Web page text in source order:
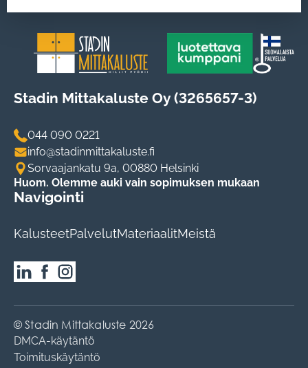
Navigointi
KalusteetPalvelutMateriaalitMeistä
Stadin Mittakaluste Oy (3265657-3)
044 090 0221
info@stadinmittakaluste.fi
Sorvaajankatu 9a, 00880 Helsinki
Huom. Olemme auki vain sopimuksen mukaan
© Stadin Mittakaluste 2026
DMCA-käytäntö
Toimituskäytäntö